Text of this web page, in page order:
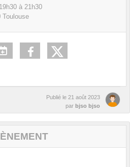
à 21h30
Toulouse
Publié le 21 août 2023
par bjso bjso